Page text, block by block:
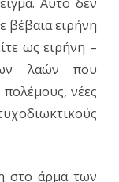
βέβαια ειρήνη
ως ειρήνη –
λαών που
πολέμους, νέες
στο άρμα των